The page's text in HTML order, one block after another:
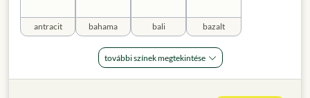
antracit bahama bali bazalt
további színek megtekintése